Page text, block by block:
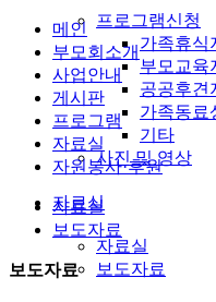
프로그램신청
가족휴식
부모교육
공공후견
가족동료
기타
사진 및 영상
자료실
자료실
보도자료
메인
부모회소개
사업안내
게시판
프로그램
자료실
자원봉사·후원
자료실
보도자료
보도자료